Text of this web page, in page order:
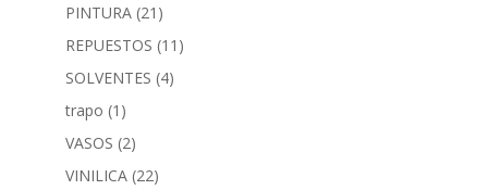
PINTURA (21)
REPUESTOS (11)
SOLVENTES (4)
trapo (1)
VASOS (2)
VINILICA (22)